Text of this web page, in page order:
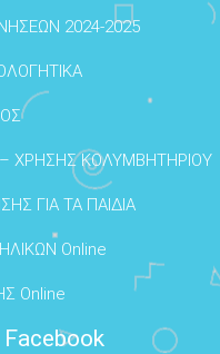
2024-2025
ΧΡΗΣΗΣ ΚΟΛΥΜΒΗΤΗΡΙΟΥ
ΓΙΑ ΤΑ ΠΑΙΔΙΑ
Online
Online
Facebook